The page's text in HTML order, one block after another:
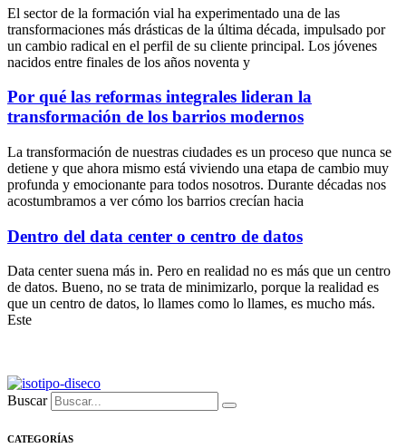
El sector de la formación vial ha experimentado una de las
transformaciones más drásticas de la última década, impulsado por
un cambio radical en el perfil de su cliente principal. Los jóvenes
nacidos entre finales de los años noventa y
Por qué las reformas integrales lideran la
transformación de los barrios modernos
La transformación de nuestras ciudades es un proceso que nunca se
detiene y que ahora mismo está viviendo una etapa de cambio muy
profunda y emocionante para todos nosotros. Durante décadas nos
acostumbramos a ver cómo los barrios crecían hacia
Dentro del data center o centro de datos
Data center suena más in. Pero en realidad no es más que un centro
de datos. Bueno, no se trata de minimizarlo, porque la realidad es
que un centro de datos, lo llames como lo llames, es mucho más.
Este
Buscar
CATEGORÍAS